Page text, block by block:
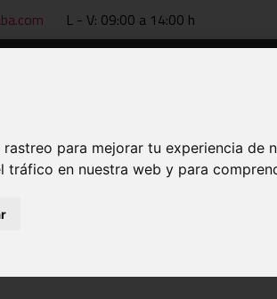
para mejorar tu experiencia
tráfico en nuestra web y para
L - V: 09:00 a 14:00 h
AUG DE 2026